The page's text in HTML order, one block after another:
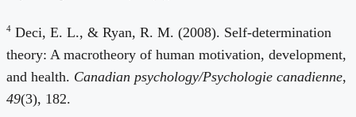
4 Deci, E. L., & Ryan, R. M. (2008). Self-determination
theory: A macrotheory of human motivation, development,
and health. Canadian psychology/Psychologie canadienne,
49(3), 182.